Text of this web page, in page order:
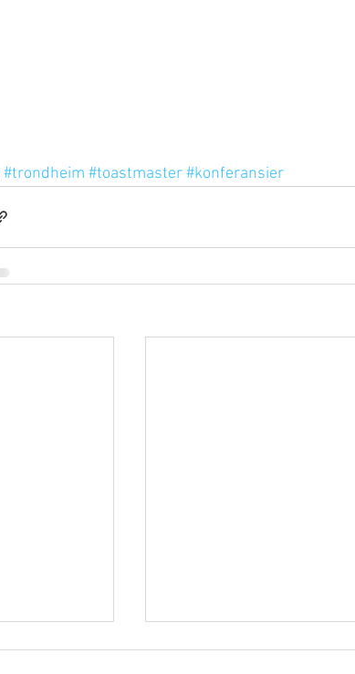
#trondheim #toastmaster#konferansier